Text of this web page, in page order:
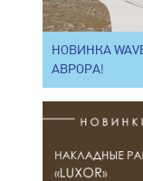
НОВИНКА
АВРОРА!